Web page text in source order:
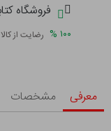
فروشگاه
۱۰۰ % رضایت از کالا
معرفی مشخصات